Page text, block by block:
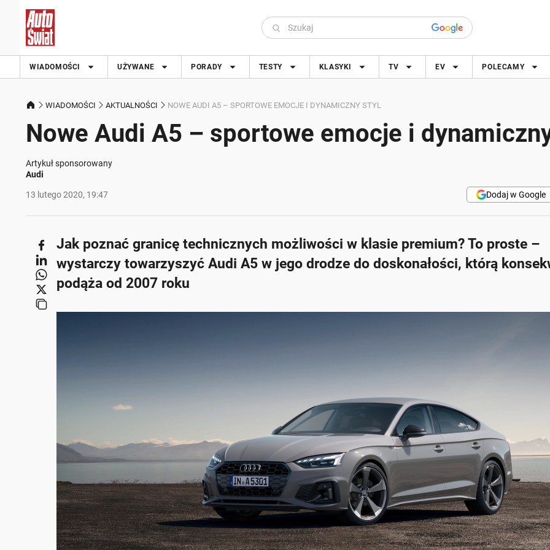
WIADOMOŚCI UŻYWANE PORADY TESTY KLASYKI TV EV POLECAMY
WIADOMOŚCI AKTUALNOŚCI NOWE AUDI A5 – SPORTOWE EMOCJE I DYNAMICZNY STYL
Nowe Audi A5 – sportowe emocje i
Artykuł sponsorowany
Audi
13 lutego 2020, 19:47 Dodaj w Google
Jak poznać granicę technicznych możliwości w klasie premium? To proste –
wystarczy towarzyszyć Audi A5 w jego drodze do doskonałości, którą
podąża od 2007 roku